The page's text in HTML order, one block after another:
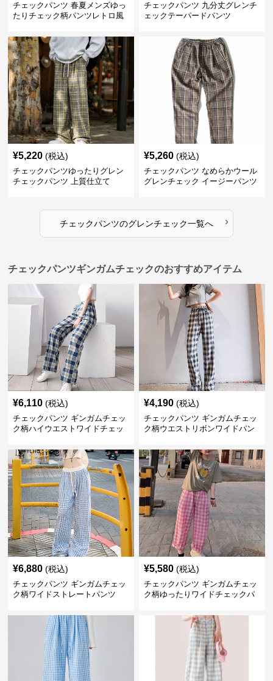
チェックパンツ 春夏メンズゆっ
たりチェック柄パンツレトロ風
チェックパンツ 九分丈グレンチ
ェックテーパードパンツ
¥5,220 (税込)
チェックパンツゆったりグレン
チェックパンツ 上質仕立て
¥5,260 (税込)
チェックパンツ なめらかウール
グレンチェック イージーパンツ
チェックパンツのグレンチェック一覧へ ›
チェックパンツギンガムチェックのおすすめアイテム
¥6,110 (税込)
チェックパンツ ギンガムチェッ
ク柄ハイウエストワイドチェッ
¥4,190 (税込)
チェックパンツ ギンガムチェッ
ク柄ウエストリボンワイドパン
¥6,880 (税込)
チェックパンツ ギンガムチェッ
ク柄ワイドストレートパンツ
¥5,580 (税込)
チェックパンツ ギンガムチェッ
ク柄ゆったりワイドチェックパ